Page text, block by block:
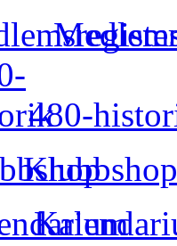
480-
Klubbshop